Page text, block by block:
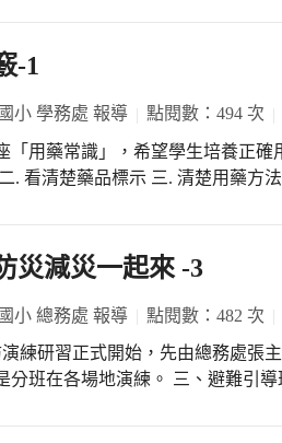
-1
小 學務處 報導 點閱數：494 次
「用藥常識」，希望學生培養正確
. 看清楚藥品標示 三. 清楚用藥方
災減災一起來 -3
小 總務處 報導 點閱數：482 次
練研習正式開始，先由總務處張
分班在各場地演練。 三、避難引